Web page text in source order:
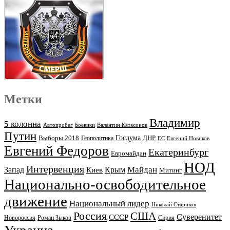
Метки
5 колонна Автопробег Боевики Валентин Катасонов Владимир
Путин Выборы 2018 Геополитика Госдума ДНР ЕС Евгений Новиков
Евгений Федоров Евромайдан Екатеринбург
Запад Интервенция Киев Крым Майдан Митинг НОД
Национально-освободительное
движение Национальный лидер Николай Стариков
Новороссия Роман Зыков Россия СССР США Сирия Суверенитет